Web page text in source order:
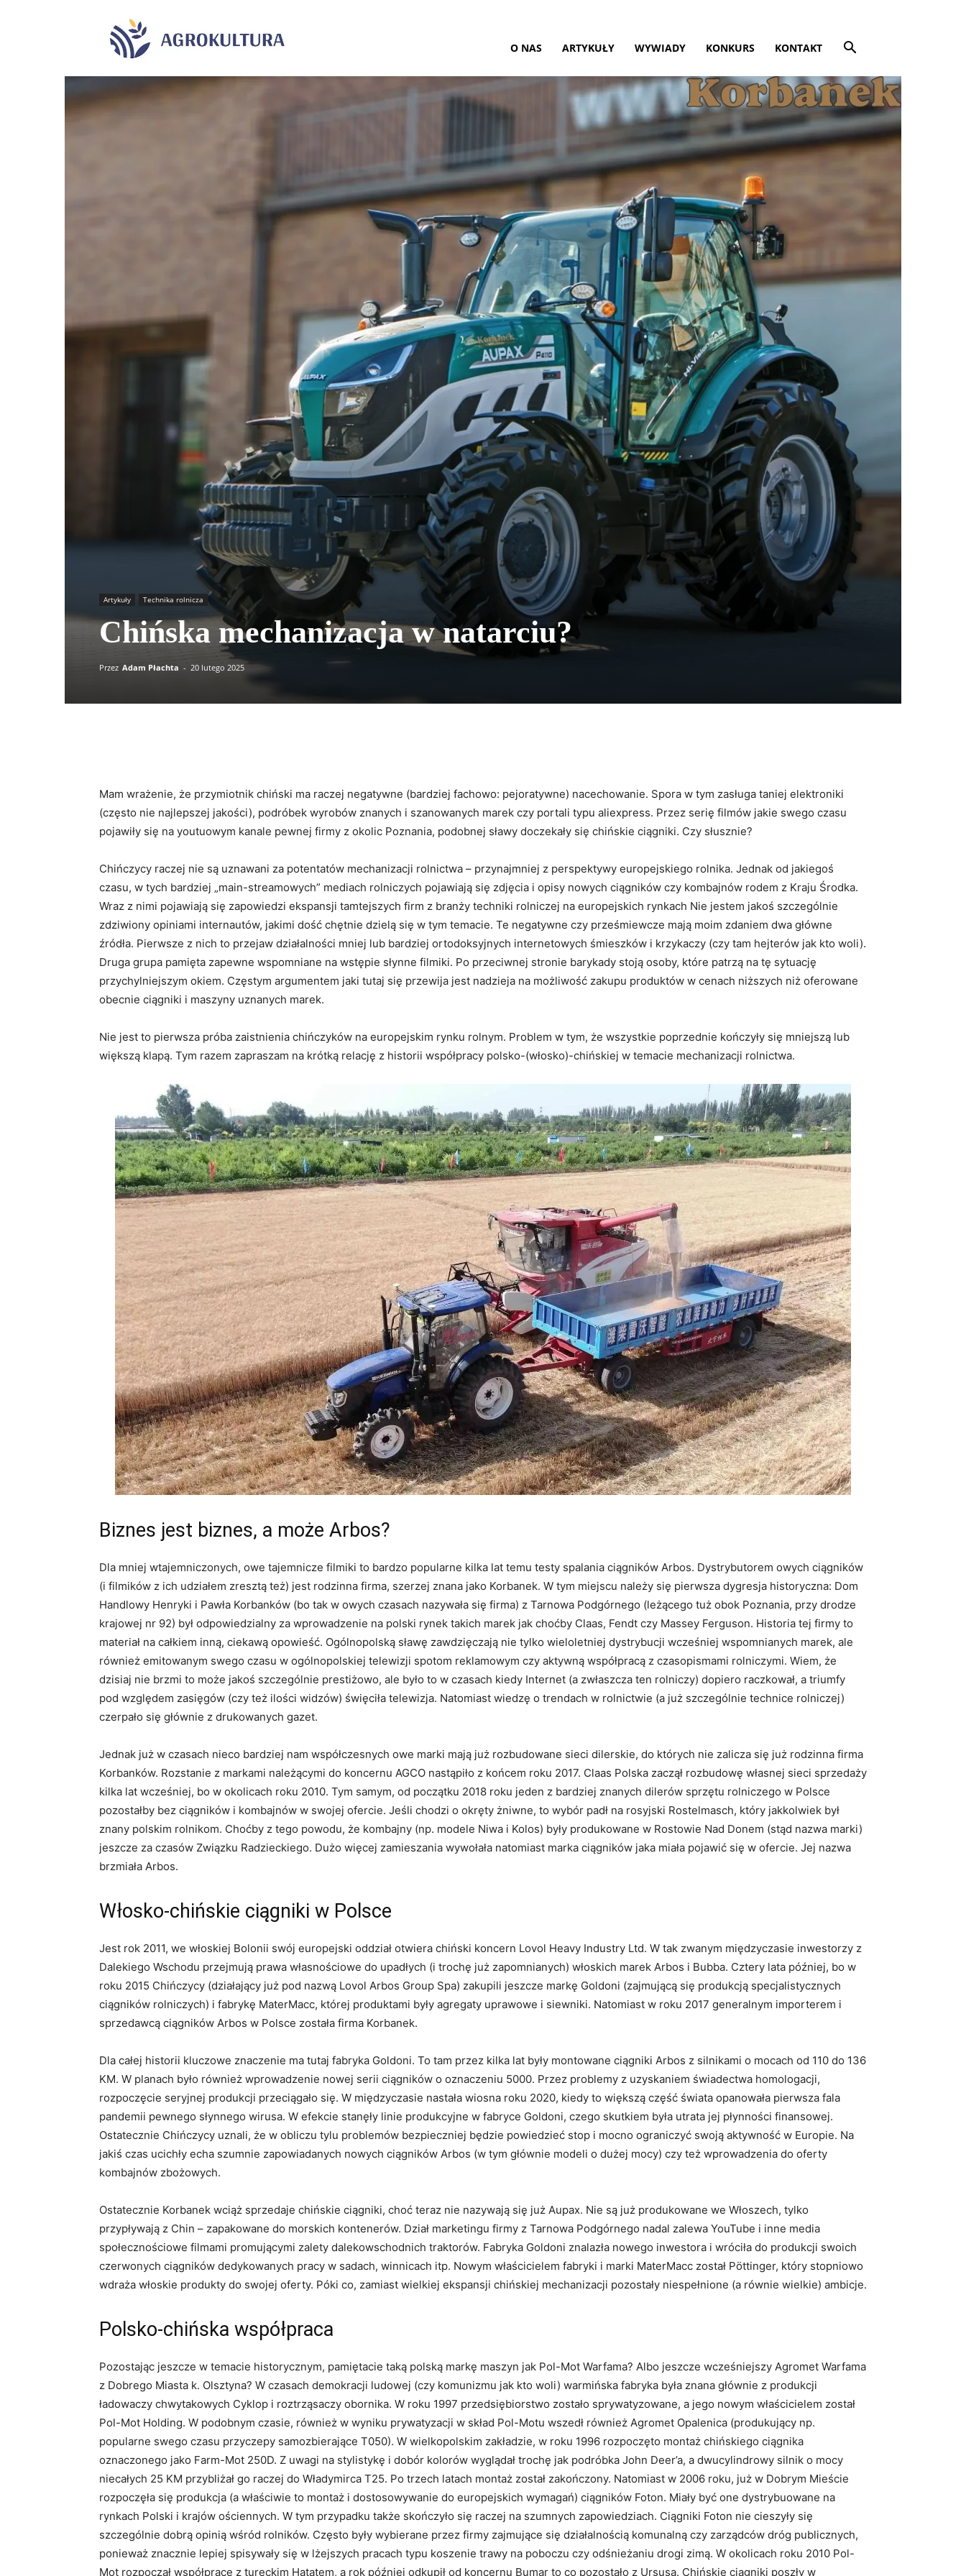
O NAS ARTYKUŁY WYWIADY KONKURS KONTAKT
Artykuły Technika rolnicza
Chińska mechanizacja w natarciu?
Przez Adam Płachta - 20 lutego 2025
Mam wrażenie, że przymiotnik chiński ma raczej negatywne (bardziej fachowo: pejoratywne) nacechowanie. Spora w tym zasługa taniej elektroniki
(często nie najlepszej jakości), podróbek wyrobów znanych i szanowanych marek czy portali typu aliexpress. Przez serię filmów jakie swego czasu
pojawiły się na youtuowym kanale pewnej firmy z okolic Poznania, podobnej sławy doczekały się chińskie ciągniki. Czy słusznie?
Chińczycy raczej nie są uznawani za potentatów mechanizacji rolnictwa – przynajmniej z perspektywy europejskiego rolnika. Jednak od jakiegoś
czasu, w tych bardziej „main-streamowych” mediach rolniczych pojawiają się zdjęcia i opisy nowych ciągników czy kombajnów rodem z Kraju Środka.
Wraz z nimi pojawiają się zapowiedzi ekspansji tamtejszych firm z branży techniki rolniczej na europejskich rynkach Nie jestem jakoś szczególnie
zdziwiony opiniami internautów, jakimi dość chętnie dzielą się w tym temacie. Te negatywne czy prześmiewcze mają moim zdaniem dwa główne
źródła. Pierwsze z nich to przejaw działalności mniej lub bardziej ortodoksyjnych internetowych śmieszków i krzykaczy (czy tam hejterów jak kto woli).
Druga grupa pamięta zapewne wspomniane na wstępie słynne filmiki. Po przeciwnej stronie barykady stoją osoby, które patrzą na tę sytuację
przychylniejszym okiem. Częstym argumentem jaki tutaj się przewija jest nadzieja na możliwość zakupu produktów w cenach niższych niż oferowane
obecnie ciągniki i maszyny uznanych marek.
Nie jest to pierwsza próba zaistnienia chińczyków na europejskim rynku rolnym. Problem w tym, że wszystkie poprzednie kończyły się mniejszą lub
większą klapą. Tym razem zapraszam na krótką relację z historii współpracy polsko-(włosko)-chińskiej w temacie mechanizacji rolnictwa.
Biznes jest biznes, a może Arbos?
Dla mniej wtajemniczonych, owe tajemnicze filmiki to bardzo popularne kilka lat temu testy spalania ciągników Arbos. Dystrybutorem owych ciągników
(i filmików z ich udziałem zresztą też) jest rodzinna firma, szerzej znana jako Korbanek. W tym miejscu należy się pierwsza dygresja historyczna: Dom
Handlowy Henryki i Pawła Korbanków (bo tak w owych czasach nazywała się firma) z Tarnowa Podgórnego (leżącego tuż obok Poznania, przy drodze
krajowej nr 92) był odpowiedzialny za wprowadzenie na polski rynek takich marek jak choćby Claas, Fendt czy Massey Ferguson. Historia tej firmy to
materiał na całkiem inną, ciekawą opowieść. Ogólnopolską sławę zawdzięczają nie tylko wieloletniej dystrybucji wcześniej wspomnianych marek, ale
również emitowanym swego czasu w ogólnopolskiej telewizji spotom reklamowym czy aktywną współpracą z czasopismami rolniczymi. Wiem, że
dzisiaj nie brzmi to może jakoś szczególnie prestiżowo, ale było to w czasach kiedy Internet (a zwłaszcza ten rolniczy) dopiero raczkował, a triumfy
pod względem zasięgów (czy też ilości widzów) święciła telewizja. Natomiast wiedzę o trendach w rolnictwie (a już szczególnie technice rolniczej)
czerpało się głównie z drukowanych gazet.
Jednak już w czasach nieco bardziej nam współczesnych owe marki mają już rozbudowane sieci dilerskie, do których nie zalicza się już rodzinna firma
Korbanków. Rozstanie z markami należącymi do koncernu AGCO nastąpiło z końcem roku 2017. Claas Polska zaczął rozbudowę własnej sieci sprzedaży
kilka lat wcześniej, bo w okolicach roku 2010. Tym samym, od początku 2018 roku jeden z bardziej znanych dilerów sprzętu rolniczego w Polsce
pozostałby bez ciągników i kombajnów w swojej ofercie. Jeśli chodzi o okręty żniwne, to wybór padł na rosyjski Rostelmasch, który jakkolwiek był
znany polskim rolnikom. Choćby z tego powodu, że kombajny (np. modele Niwa i Kolos) były produkowane w Rostowie Nad Donem (stąd nazwa marki)
jeszcze za czasów Związku Radzieckiego. Dużo więcej zamieszania wywołała natomiast marka ciągników jaka miała pojawić się w ofercie. Jej nazwa
brzmiała Arbos.
Włosko-chińskie ciągniki w Polsce
Jest rok 2011, we włoskiej Bolonii swój europejski oddział otwiera chiński koncern Lovol Heavy Industry Ltd. W tak zwanym międzyczasie inwestorzy z
Dalekiego Wschodu przejmują prawa własnościowe do upadłych (i trochę już zapomnianych) włoskich marek Arbos i Bubba. Cztery lata później, bo w
roku 2015 Chińczycy (działający już pod nazwą Lovol Arbos Group Spa) zakupili jeszcze markę Goldoni (zajmującą się produkcją specjalistycznych
ciągników rolniczych) i fabrykę MaterMacc, której produktami były agregaty uprawowe i siewniki. Natomiast w roku 2017 generalnym importerem i
sprzedawcą ciągników Arbos w Polsce została firma Korbanek.
Dla całej historii kluczowe znaczenie ma tutaj fabryka Goldoni. To tam przez kilka lat były montowane ciągniki Arbos z silnikami o mocach od 110 do 136
KM. W planach było również wprowadzenie nowej serii ciągników o oznaczeniu 5000. Przez problemy z uzyskaniem świadectwa homologacji,
rozpoczęcie seryjnej produkcji przeciągało się. W międzyczasie nastała wiosna roku 2020, kiedy to większą część świata opanowała pierwsza fala
pandemii pewnego słynnego wirusa. W efekcie stanęły linie produkcyjne w fabryce Goldoni, czego skutkiem była utrata jej płynności finansowej.
Ostatecznie Chińczycy uznali, że w obliczu tylu problemów bezpieczniej będzie powiedzieć stop i mocno ograniczyć swoją aktywność w Europie. Na
jakiś czas ucichły echa szumnie zapowiadanych nowych ciągników Arbos (w tym głównie modeli o dużej mocy) czy też wprowadzenia do oferty
kombajnów zbożowych.
Ostatecznie Korbanek wciąż sprzedaje chińskie ciągniki, choć teraz nie nazywają się już Aupax. Nie są już produkowane we Włoszech, tylko
przypływają z Chin – zapakowane do morskich kontenerów. Dział marketingu firmy z Tarnowa Podgórnego nadal zalewa YouTube i inne media
społecznościowe filmami promującymi zalety dalekowschodnich traktorów. Fabryka Goldoni znalazła nowego inwestora i wróciła do produkcji swoich
czerwonych ciągników dedykowanych pracy w sadach, winnicach itp. Nowym właścicielem fabryki i marki MaterMacc został Pöttinger, który stopniowo
wdraża włoskie produkty do swojej oferty. Póki co, zamiast wielkiej ekspansji chińskiej mechanizacji pozostały niespełnione (a równie wielkie) ambicje.
Polsko-chińska współpraca
Pozostając jeszcze w temacie historycznym, pamiętacie taką polską markę maszyn jak Pol-Mot Warfama? Albo jeszcze wcześniejszy Agromet Warfama
z Dobrego Miasta k. Olsztyna? W czasach demokracji ludowej (czy komunizmu jak kto woli) warmińska fabryka była znana głównie z produkcji
ładowaczy chwytakowych Cyklop i roztrząsaczy obornika. W roku 1997 przedsiębiorstwo zostało sprywatyzowane, a jego nowym właścicielem został
Pol-Mot Holding. W podobnym czasie, również w wyniku prywatyzacji w skład Pol-Motu wszedł również Agromet Opalenica (produkujący np.
popularne swego czasu przyczepy samozbierające T050). W wielkopolskim zakładzie, w roku 1996 rozpoczęto montaż chińskiego ciągnika
oznaczonego jako Farm-Mot 250D. Z uwagi na stylistykę i dobór kolorów wyglądał trochę jak podróbka John Deer’a, a dwucylindrowy silnik o mocy
niecałych 25 KM przybliżał go raczej do Władymirca T25. Po trzech latach montaż został zakończony. Natomiast w 2006 roku, już w Dobrym Mieście
rozpoczęła się produkcja (a właściwie to montaż i dostosowywanie do europejskich wymagań) ciągników Foton. Miały być one dystrybuowane na
rynkach Polski i krajów ościennych. W tym przypadku także skończyło się raczej na szumnych zapowiedziach. Ciągniki Foton nie cieszyły się
szczególnie dobrą opinią wśród rolników. Często były wybierane przez firmy zajmujące się działalnością komunalną czy zarządców dróg publicznych,
ponieważ znacznie lepiej spisywały się w lżejszych pracach typu koszenie trawy na poboczu czy odśnieżaniu drogi zimą. W okolicach roku 2010 Pol-
Mot rozpoczął współpracę z tureckim Hatatem, a rok później odkupił od koncernu Bumar to co pozostało z Ursusa. Chińskie ciągniki poszły w